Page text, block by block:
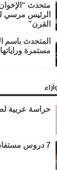
متحدث
الرئيس مرسي
القرن”
المتحدث باسم
مستمرة
حراسة عربية
7 دروس مستفادة من ثورة يناير